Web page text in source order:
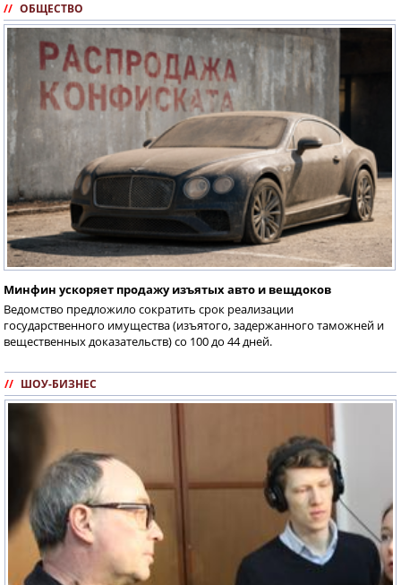
// ОБЩЕСТВО
Минфин ускоряет продажу изъятых авто и вещдоков
Ведомство предложило сократить срок реализации
государственного имущества (изъятого, задержанного таможней и
вещественных доказательств) со 100 до 44 дней.
// ШОУ-БИЗНЕС